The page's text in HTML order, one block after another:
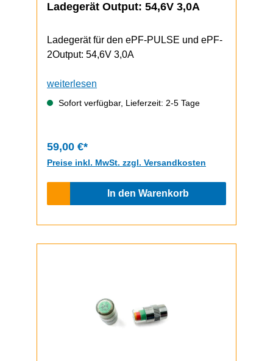
Ladegerät Output: 54,6V 3,0A
Ladegerät für den ePF-PULSE und ePF-
2Output: 54,6V 3,0A
weiterlesen
Sofort verfügbar, Lieferzeit: 2-5 Tage
59,00 €*
Preise inkl. MwSt. zzgl. Versandkosten
In den Warenkorb